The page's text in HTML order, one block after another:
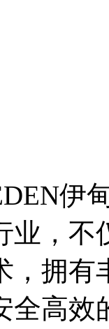
伊甸
业，不
，拥有
全高